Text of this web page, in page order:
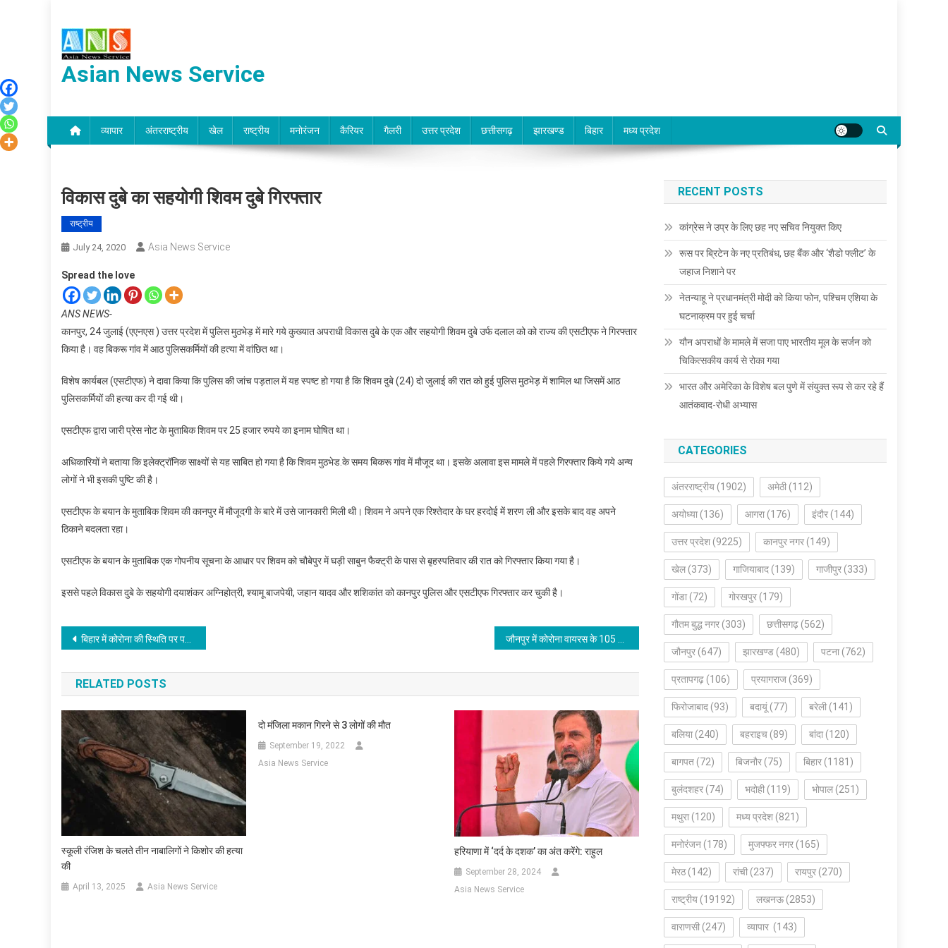
content
Asian News Service
व्यापार अंतरराष्ट्रीय खेल राष्ट्रीय मनोरंजन कैरियर गैलरी उत्तर प्रदेश छत्तीसगढ़ झारखण्ड बिहार मध्य प्रदेश
विकास दुबे का सहयोगी शिवम दुबे गिरफ्तार
राष्ट्रीय
July 24, 2020 Asia News Service
Spread the love
ANS NEWS-
कानपुर, 24 जुलाई (एएनएस ) उत्तर प्रदेश में पुलिस मुठभेड़ में मारे गये कुख्यात अपराधी विकास दुबे के एक और सहयोगी शिवम दुबे उर्फ दलाल को को राज्य की एसटीएफ ने गिरफ्तार
किया है। वह बिकरू गांव में आठ पुलिसकर्मियों की हत्या में वांछित था।
विशेष कार्यबल (एसटीएफ) ने दावा किया कि पुलिस की जांच पड़ताल में यह स्पष्ट हो गया है कि शिवम दुबे (24) दो जुलाई की रात को हुई पुलिस मुठभेड़ में शामिल था जिसमें आठ
पुलिसकर्मियों की हत्या कर दी गई थी।
एसटीएफ द्वारा जारी प्रेस नोट के मुताबिक शिवम पर 25 हजार रुपये का इनाम घोषित था।
अधिकारियों ने बताया कि इलेक्ट्रॉनिक साक्ष्यों से यह साबित हो गया है कि शिवम मुठभेड.के समय बिकरू गांव में मौजूद था। इसके अलावा इस मामले में पहले गिरफ्तार किये गये अन्य
लोगों ने भी इसकी पुष्टि की है।
एसटीएफ के बयान के मुताबिक शिवम की कानपुर में मौजूदगी के बारे में उसे जानकारी मिली थी। शिवम ने अपने एक रिश्तेदार के घर हरदोई में शरण ली और इसके बाद वह अपने
ठिकाने बदलता रहा।
एसटीएफ के बयान के मुताबिक एक गोपनीय सूचना के आधार पर शिवम को चौबेपुर में घड़ी साबुन फैक्ट्री के पास से बृहस्पतिवार की रात को गिरफ्तार किया गया है।
इससे पहले विकास दुबे के सहयोगी दयाशंकर अग्निहोत्री, श्यामू बाजपेयी, जहान यादव और शशिकांत को कानपुर पुलिस और एसटीएफ गिरफ्तार कर चुकी है।
Post
navigation
बिहार में कोरोना की स्थिति पर पटना हाईकोर्ट ने नीतीश सरकार से जवाब तलब किया
RELATED POSTS
स्कूली रंजिश के चलते तीन नाबालिगों ने किशोर की हत्या
की
April 13, 2025 Asia News Service
दो मंजिला मकान गिरने से 3 लोगों की मौत
September 19, 2022
Asia News Service
हरियाणा में ‘दर्द के दशक’ का अंत करेंगे: राहुल
September 28, 2024
Asia News Service
RECENT POSTS
कांग्रेस ने उप्र के लिए छह नए सचिव नियुक्त किए
रूस पर ब्रिटेन के नए प्रतिबंध, छह बैंक और ‘शैडो फ्लीट’ के
जहाज निशाने पर
नेतन्याहू ने प्रधानमंत्री मोदी को किया फोन, पश्चिम एशिया के
घटनाक्रम पर हुई चर्चा
यौन अपराधों के मामले में सजा पाए भारतीय मूल के सर्जन को
चिकित्सकीय कार्य से रोका गया
भारत और अमेरिका के विशेष बल पुणे में संयुक्त रूप से कर रहे हैं
आतंकवाद-रोधी अभ्यास
CATEGORIES
अंतरराष्ट्रीय (1902) अमेठी (112)
अयोध्या (136) आगरा (176) इंदौर (144)
उत्तर प्रदेश (9225) कानपुर नगर (149)
खेल (373) गाजियाबाद (139) गाजीपुर (333)
गोंडा (72) गोरखपुर (179)
गौतम बुद्ध नगर (303) छत्तीसगढ़ (562)
जौनपुर (647) झारखण्ड (480) पटना (762)
प्रतापगढ़ (106) प्रयागराज (369)
फिरोजाबाद (93) बदायूं (77) बरेली (141)
बलिया (240) बहराइच (89) बांदा (120)
बागपत (72) बिजनौर (75) बिहार (1181)
बुलंदशहर (74) भदोही (119) भोपाल (251)
मथुरा (120) मध्य प्रदेश (821)
मनोरंजन (178) मुजफ्फर नगर (165)
मेरठ(142) रांची (237) रायपुर (270)
राष्ट्रीय (19192) लखनऊ(2853)
वाराणसी (247) व्यापार (143)